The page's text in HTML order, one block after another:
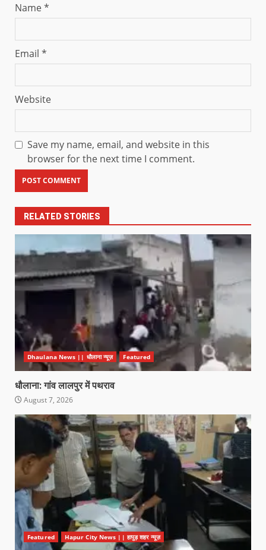
Name*
Email *
Website
Save my name, email, and website in this
browser for the next time I comment.
RELATED STORIES
Dhaulana News || धौलाना न्यूज़ Featured
धौलाना: गांव लालपुर में पथराव
August 7, 2026
Featured Hapur City News || हापुड़ शहर न्यूज़